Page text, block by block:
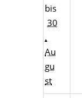
bis
30
.
Au
gu
st